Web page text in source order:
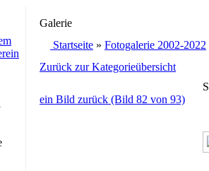
Galerie
Startseite » Fotogalerie 2002-2022
Zurück zur Kategorieübersicht
ein Bild zurück (Bild 82 von 93)